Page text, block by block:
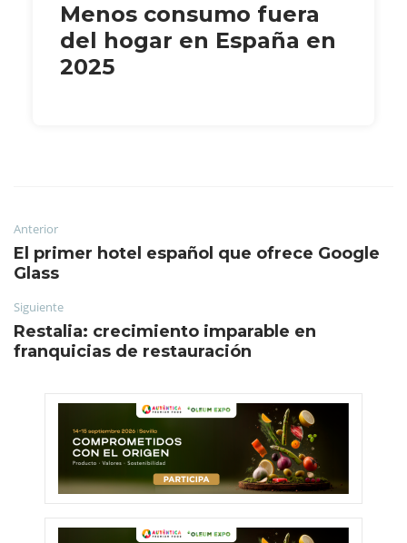
Menos consumo fuera
del hogar en España en
2025
Anterior
El primer hotel español que ofrece Google
Glass
Siguiente
Restalia: crecimiento imparable en
franquicias de restauración